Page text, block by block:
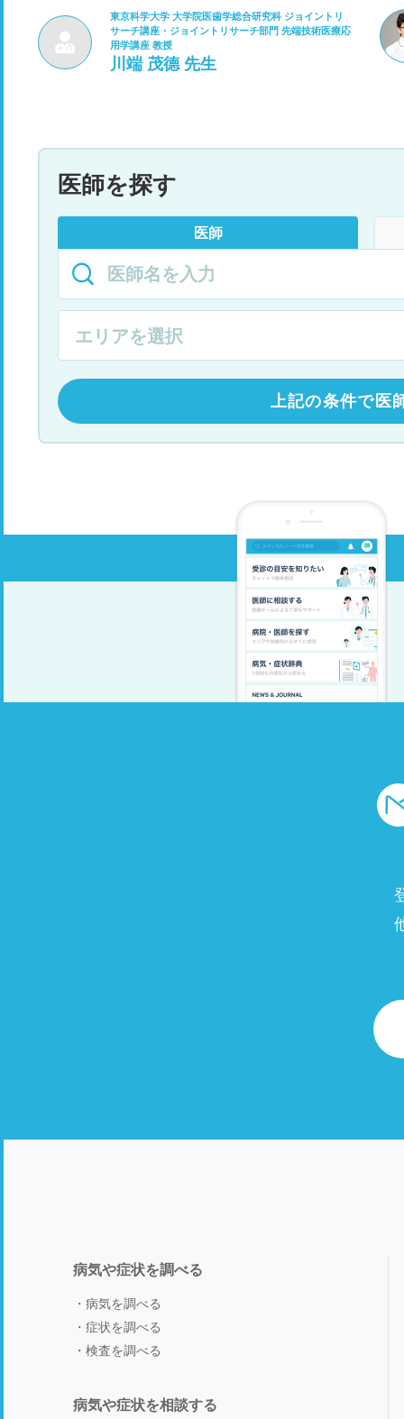
東京科学大学 大学院医歯学総合研究科 ジョイントリ
サーチ講座・ジョイントリサーチ部門 先端技術医療応
用学講座 教授
川端 茂德 先生
医師を探す
医師
上記の条件で医
病気や症状を調べる
病気を調べる
症状を調べる
検査を調べる
病気や症状を相談する